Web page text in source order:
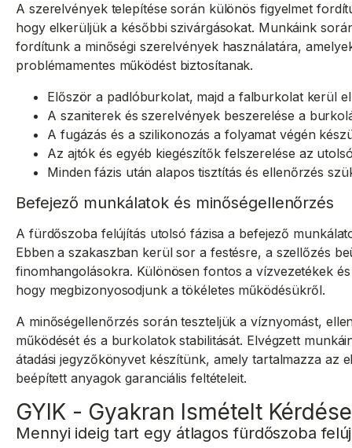
A szerelvények telepítése során különös figyelmet
hogy elkerüljük a későbbi szivárgásokat. Munkáink
fordítunk a minőségi szerelvények használatára,
problémamentes működést biztosítanak.
Először a padlóburkolat, majd a falburkolat kerül
A szaniterek és szerelvények beszerelése a
A fugázás és a szilikonozás a folyamat végén
Az ajtók és egyéb kiegészítők felszerelése az
Minden fázis után alapos tisztítás és ellenőrzés
Befejező munkálatok és minőségellenőrzés
A fürdőszoba felújítás utolsó fázisa a befejező
Ebben a szakaszban kerül sor a festésre, a szellőzés
finomhangolásokra. Különösen fontos a vízvezetékek
hogy megbizonyosodjunk a tökéletes működésükről.
A minőségellenőrzés során teszteljük a víznyomást,
működését és a burkolatok stabilitását. Elvégzett
átadási jegyzőkönyvet készítünk, amely tartalmazza az
beépített anyagok garanciális feltételeit.
GYIK - Gyakran Ismételt
Mennyi ideig tart egy átlagos fürdőszoba